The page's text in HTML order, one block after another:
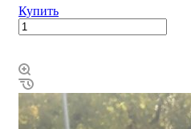
Купить